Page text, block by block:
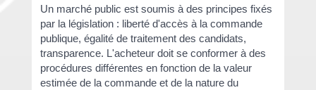
Un marché public est soumis à des principes fixés
par la législation : liberté d'accès à la commande
publique, égalité de traitement des candidats,
transparence. L'acheteur doit se conformer à des
procédures différentes en fonction de la valeur
estimée de la commande et de la nature du